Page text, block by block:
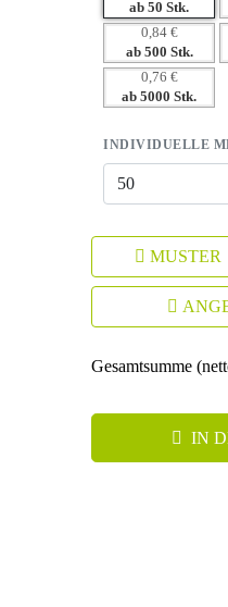
– Nachhaltige
Kundenbindung.
ab 50 Stk.
0,84 €
ab 500 Stk.
0,76 €
ab 5000 Stk.
INDIVIDUELLE
MUSTER
Gesamtsumme
IN